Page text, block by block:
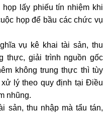
lấy phiếu tín nhiệm khi
họp để bầu các chức vụ
vụ kê khai tài sản, thu
thực, giải trình nguồn gốc
không trung thực thì tùy
lý theo quy định tại Điều
nhũng.
sản, thu nhập mà tẩu tán,